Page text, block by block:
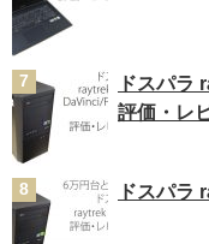
ドスパ
評価・レ
ドスパラ